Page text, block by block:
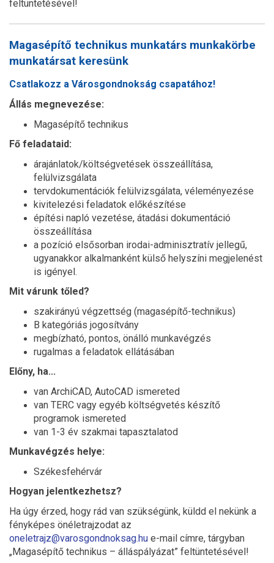
feltüntetésével!
Magasépítő technikus munkatárs munkakörbe
munkatársat keresünk
Csatlakozz a Városgondnokság csapatához!
Állás megnevezése:
Magasépítő technikus
Fő feladataid:
árajánlatok/költségvetések összeállítása,
felülvizsgálata
tervdokumentációk felülvizsgálata, véleményezése
kivitelezési feladatok előkészítése
építési napló vezetése, átadási dokumentáció
összeállítása
a pozíció elsősorban irodai-adminisztratív jellegű,
ugyanakkor alkalmanként külső helyszíni megjelenést
is igényel.
Mit várunk tőled?
szakirányú végzettség (magasépítő-technikus)
B kategóriás jogosítvány
megbízható, pontos, önálló munkavégzés
rugalmas a feladatok ellátásában
Előny, ha...
van ArchiCAD, AutoCAD ismereted
van TERC vagy egyéb költségvetés készítő
programok ismereted
van 1-3 év szakmai tapasztalatod
Munkavégzés helye:
Székesfehérvár
Hogyan jelentkezhetsz?
Ha úgy érzed, hogy rád van szükségünk, küldd el nekünk a
fényképes önéletrajzodat az
oneletrajz@varosgondnoksag.hu e-mail címre, tárgyban
„Magasépítő technikus – álláspályázat” feltüntetésével!